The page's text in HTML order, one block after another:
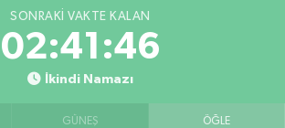
SONRAKI VAKTE KALAN
02:41:45
İkindi Namazı
GÜNEŞ ÖĞLE